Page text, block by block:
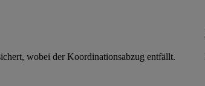
wobei der Koordinationsabzug entfällt.